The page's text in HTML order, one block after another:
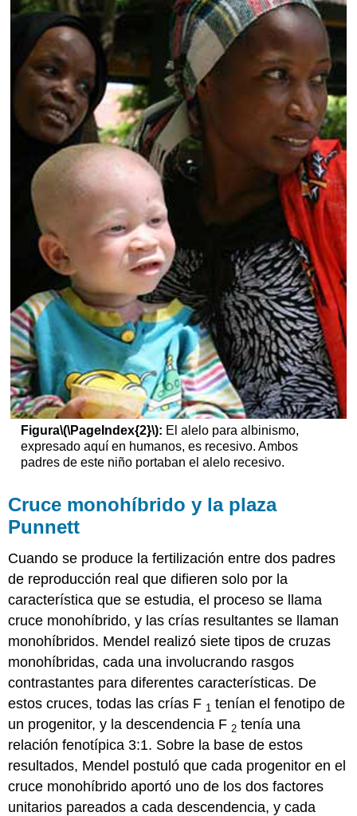
Figura\(\PageIndex{2}\): El alelo para albinismo,
expresado aquí en humanos, es recesivo. Ambos
padres de este niño portaban el alelo recesivo.
Cruce monohíbrido y la plaza
Punnett
Cuando se produce la fertilización entre dos padres
de reproducción real que difieren solo por la
característica que se estudia, el proceso se llama
cruce monohíbrido, y las crías resultantes se llaman
monohíbridos. Mendel realizó siete tipos de cruzas
monohíbridas, cada una involucrando rasgos
contrastantes para diferentes características. De
estos cruces, todas las crías F 1 tenían el fenotipo de
un progenitor, y la descendencia F 2 tenía una
relación fenotípica 3:1. Sobre la base de estos
resultados, Mendel postuló que cada progenitor en el
cruce monohíbrido aportó uno de los dos factores
unitarios pareados a cada descendencia, y cada